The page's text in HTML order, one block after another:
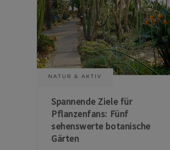
NATUR & AKTIV
Spannende Ziele für
Pflanzenfans: Fünf
sehenswerte botanische
Gärten